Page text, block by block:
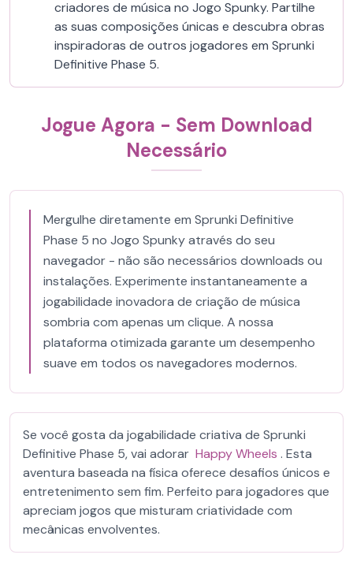
criadores de música no Jogo Spunky. Partilhe
as suas composições únicas e descubra obras
inspiradoras de outros jogadores em Sprunki
Definitive Phase 5.
Jogue Agora - Sem Download
Necessário
Mergulhe diretamente em Sprunki Definitive
Phase 5 no Jogo Spunky através do seu
navegador - não são necessários downloads ou
instalações. Experimente instantaneamente a
jogabilidade inovadora de criação de música
sombria com apenas um clique. A nossa
plataforma otimizada garante um desempenho
suave em todos os navegadores modernos.
Se você gosta da jogabilidade criativa de Sprunki
Definitive Phase 5, vai adorar Happy Wheels . Esta
aventura baseada na física oferece desafios únicos e
entretenimento sem fim. Perfeito para jogadores que
apreciam jogos que misturam criatividade com
mecânicas envolventes.